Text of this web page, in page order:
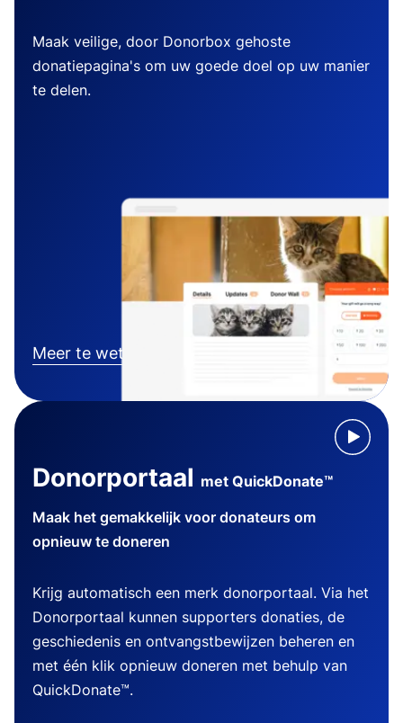
Maak veilige, door Donorbox gehoste
donatiepagina's om uw goede doel op uw manier
te delen.
Meer te weten komen
Donorportaal met QuickDonate™
Maak het gemakkelijk voor donateurs om
opnieuw te doneren
Krijg automatisch een merk donorportaal. Via het
Donorportaal kunnen supporters donaties, de
geschiedenis en ontvangstbewijzen beheren en
met één klik opnieuw doneren met behulp van
QuickDonate™.